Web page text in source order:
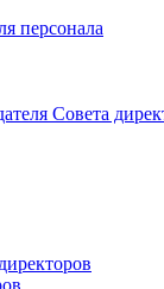
персонала
Совета